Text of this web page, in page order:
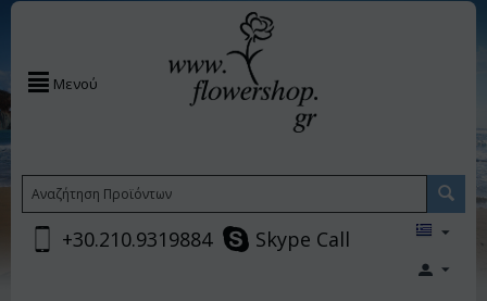
Μενού
+30.210.9319884 Skype Call